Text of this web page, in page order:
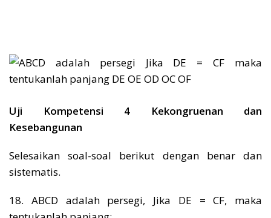
Uji Kompetensi 4 Kekongruenan dan
Kesebangunan
Selesaikan soal-soal berikut dengan benar dan
sistematis.
18. ABCD adalah persegi, Jika DE = CF, maka